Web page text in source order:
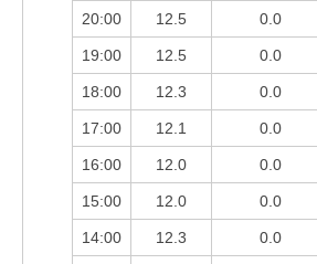
20:00 12.5 0.0
19:00 12.5 0.0
18:00 12.3 0.0
17:00 12.1 0.0
16:00 12.0 0.0
15:00 12.0 0.0
14:00 12.3 0.0